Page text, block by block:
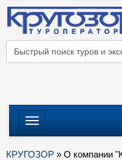
Меню
КРУГОЗОР » О компании